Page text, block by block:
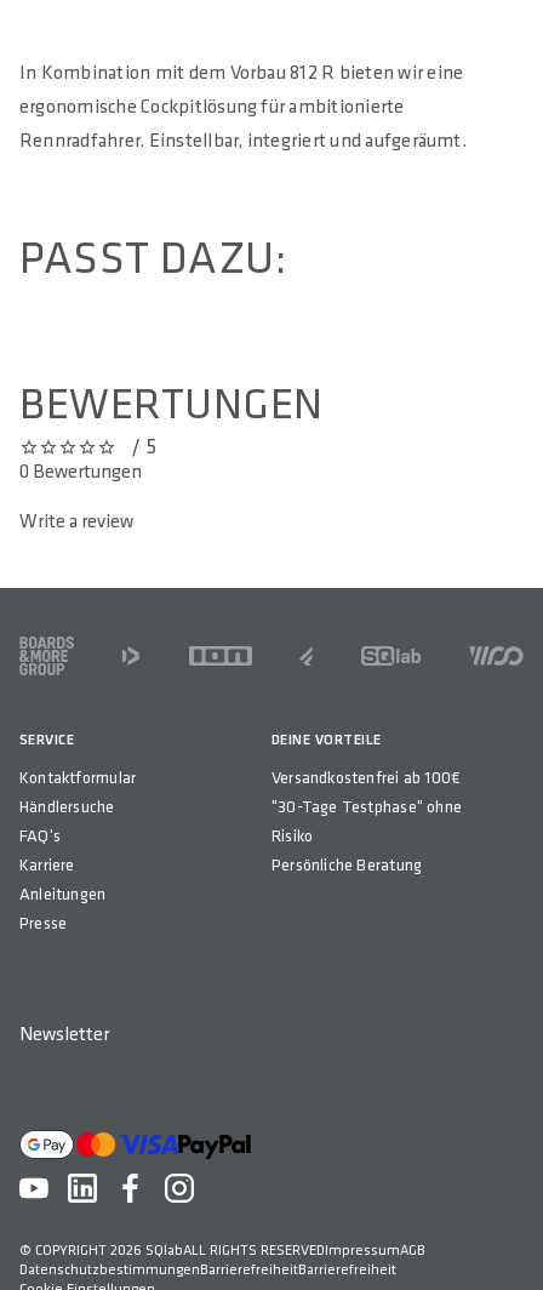
In Kombination mit dem Vorbau 812 R bieten wir eine
ergonomische Cockpitlösung für ambitionierte
Rennradfahrer. Einstellbar, integriert und aufgeräumt.
PASST DAZU:
BEWERTUNGEN
0 out of 5 stars/ 5
0 Bewertungen
Write a review
FOOTER
SERVICE
Kontaktformular
Händlersuche
FAQ's
Karriere
Anleitungen
Presse
DEINE VORTEILE
Versandkostenfrei ab 100€
"30-Tage Testphase" ohne
Risiko
Persönliche Beratung
Newsletter
© COPYRIGHT 2026 SQlabALL RIGHTS RESERVEDImpressumAGB
DatenschutzbestimmungenBarrierefreiheitBarrierefreiheit